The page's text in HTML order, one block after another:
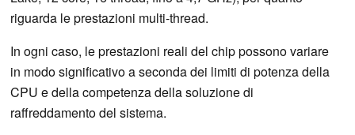
riguarda le prestazioni multi-thread.
In ogni caso, le prestazioni reali del chip possono variare
in modo significativo a seconda dei limiti di potenza della
CPU e della competenza della soluzione di
raffreddamento del sistema.